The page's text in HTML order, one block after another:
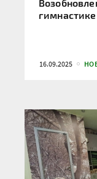
гимнастике
16.09.2025